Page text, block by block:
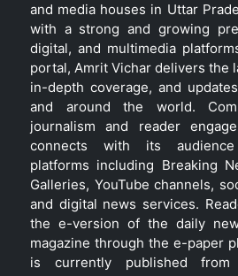
and media houses in Uttar
with a strong and growing
digital, and multimedia
portal, Amrit Vichar delivers the
in-depth coverage, and
and around the world.
journalism and reader
connects with its
platforms including Breaking
Galleries, YouTube channels,
and digital news services.
the e-version of the daily
magazine through the e-paper
is currently published from